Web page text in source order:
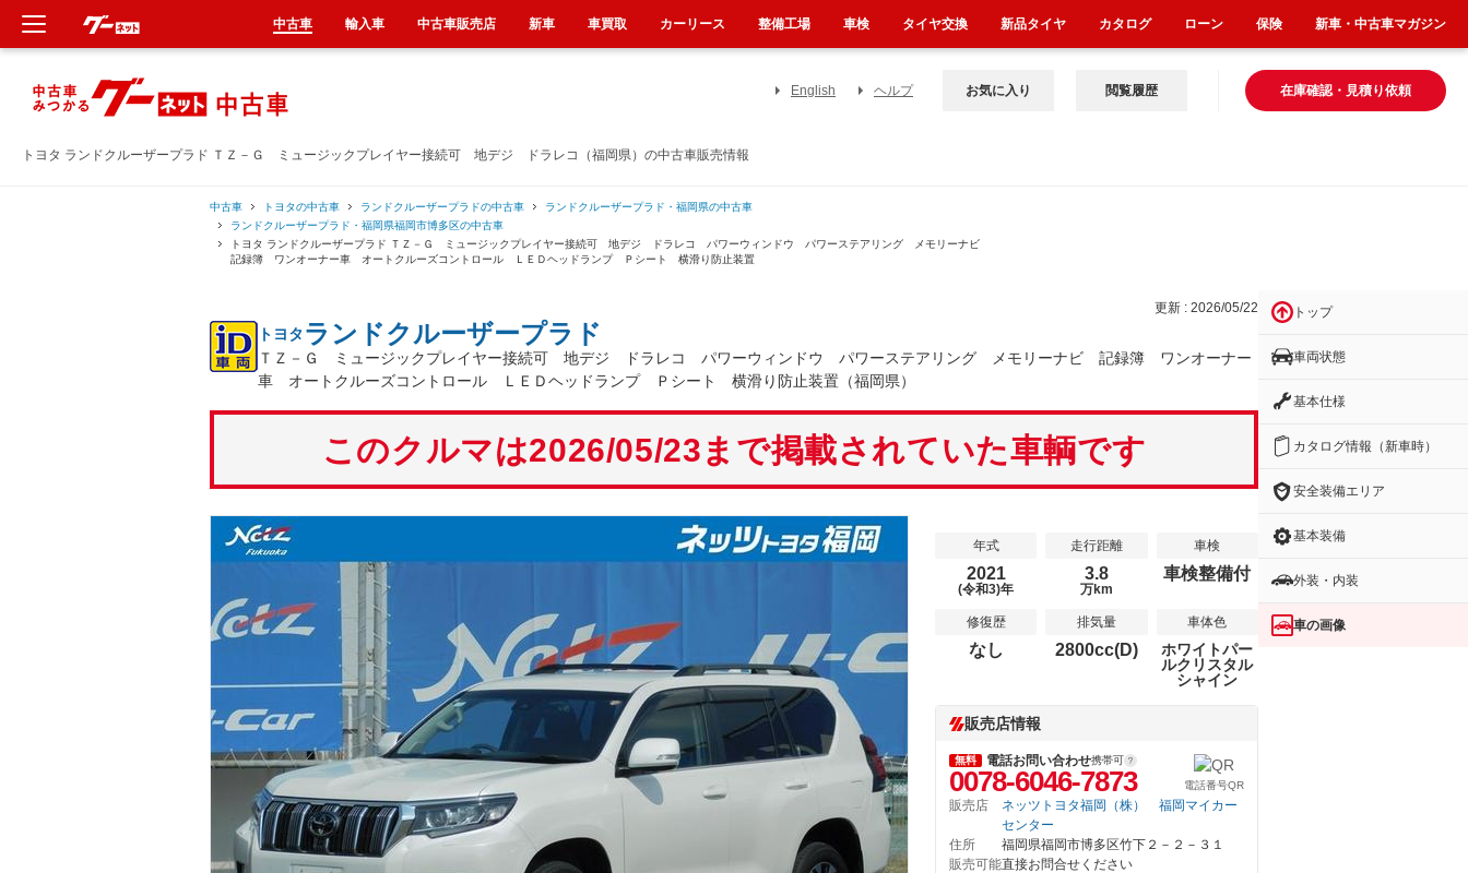
トヨタ ランドクルーザープラド ＴＺ－Ｇ ミュージックプレイヤー接続可 地デジ ドラレコ（福岡県）の中古車販売情報
English ヘルプ 在庫確認・見積り依頼
お気に入り 閲覧履歴
中古車 トヨタの中古車 ランドクルーザープラドの中古車
ランドクルーザープラド・福岡県の中古車
ランドクルーザープラド・福岡県福岡市博多区の中古車
トヨタ ランドクルーザープラド ＴＺ－Ｇ ミュージックプレイヤー接続可 地デジ ドラレコ パワーウィンドウ パワーステアリング メモリーナビ
記録簿 ワンオーナー車 オートクルーズコントロール ＬＥＤヘッドランプ Ｐシート 横滑り防止装置
更新 : 2026/05/22
トヨタ ランドクルーザープラド
ＴＺ－Ｇ ミュージックプレイヤー接続可 地デジ ドラレコ パワーウィンドウ パワーステアリング メモリーナビ 記録簿 ワンオーナー
車 オートクルーズコントロール ＬＥＤヘッドランプ Ｐシート 横滑り防止装置（福岡県）
このクルマは2026/05/23まで掲載されていた車輌です
年式
2021
(令和3)年
走行距離
3.8
万km
車検
車検整備付
修復歴
なし
排気量
2800cc(D)
車体色
ホワイトパー
ルクリスタル
シャイン
販売店情報
無料 電話お問い合わせ携帯可
0078-6046-7873 電話番号QR
販売店
ネッツトヨタ福岡（株） 福岡マイカー
センター
住所
福岡県福岡市博多区竹下２－２－３１
販売可能直接お問合せください
トップ
車両状態
基本仕様
カタログ情報（新車時）
安全装備エリア
基本装備
外装・内装
車の画像
中古車 輸入車 中古車販売店 新車 車買取 カーリース 整備工場 車検 タイヤ交換 新品タイヤ カタログ ローン 保険 新車・中古車マガジン
新車
中古車